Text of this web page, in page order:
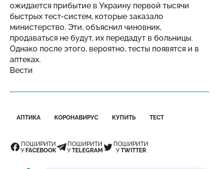
ожидается прибытие в Украину первой тысячи
быстрых тест-систем, которые заказало
министерство. Эти, объяснил чиновник,
продаваться не будут, их передадут в больницы.
Однако после этого, вероятно, тесты появятся и в
аптеках.
Вести
АПТИКА КОРОНАВИРУС КУПИТЬ ТЕСТ
ПОШИРИТИ
УFACEBOOK
ПОШИРИТИ
УTELEGRAM
ПОШИРИТИ
УTWITTER